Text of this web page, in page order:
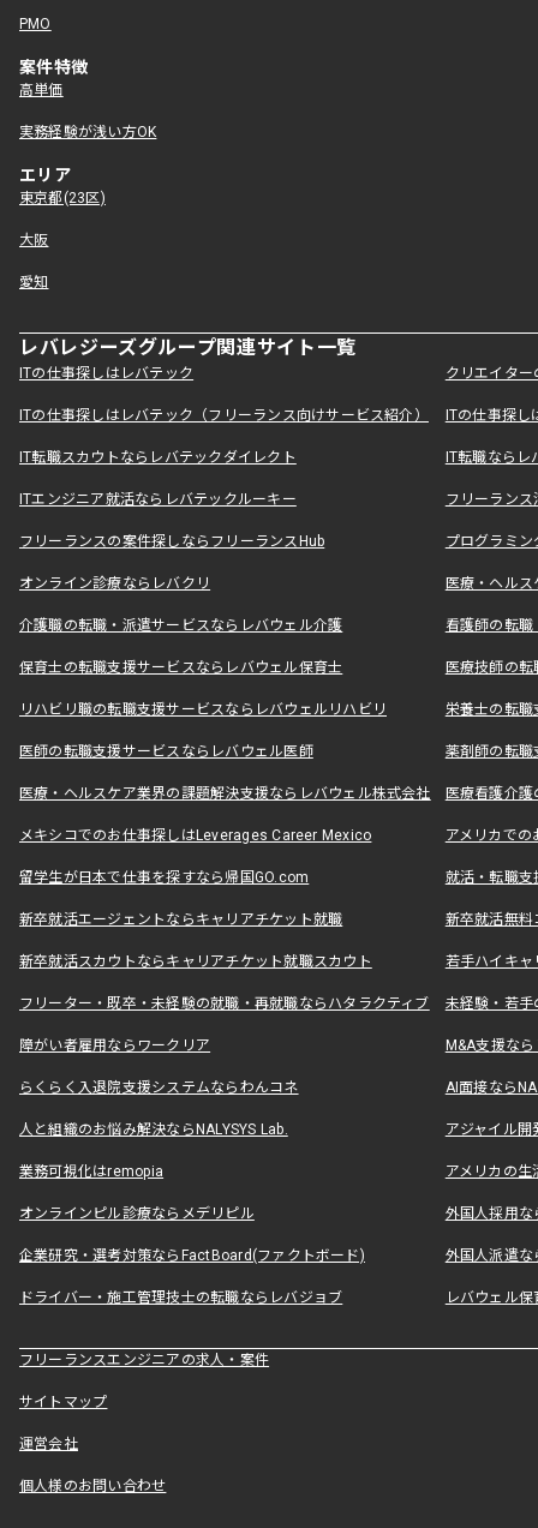
PMO
案件特徴
高単価
実務経験が浅い方OK
エリア
東京都(23区)
大阪
愛知
レバレジーズグループ関連サイト一覧
ITの仕事探しはレバテック クリエイタ
ITの仕事探しはレバテック（フリーランス向けサービス紹介） ITの仕事探
IT転職スカウトならレバテックダイレクト IT転職なら
ITエンジニア就活ならレバテックルーキー フリーラン
フリーランスの案件探しならフリーランスHub プログラミ
オンライン診療ならレバクリ 医療・ヘル
介護職の転職・派遣サービスならレバウェル介護 看護師の転
保育士の転職支援サービスならレバウェル保育士 医療技師の
リハビリ職の転職支援サービスならレバウェルリハビリ 栄養士の転
医師の転職支援サービスならレバウェル医師 薬剤師の転
医療・ヘルスケア業界の課題解決支援ならレバウェル株式会社 医療看護介
メキシコでのお仕事探しはLeverages Career Mexico アメリカで
留学生が日本で仕事を探すなら帰国GO.com 就活・転職
新卒就活エージェントならキャリアチケット就職 新卒就活無料
新卒就活スカウトならキャリアチケット就職スカウト 若手ハイキ
フリーター・既卒・未経験の就職・再就職ならハタラクティブ 未経験・若手
障がい者雇用ならワークリア M&A支援な
らくらく入退院支援システムならわんコネ AI面接なら
人と組織のお悩み解決ならNALYSYS Lab. アジャイル
業務可視化はremopia アメリカの
オンラインピル診療ならメデリピル 外国人採用
企業研究・選考対策ならFactBoard(ファクトボード) 外国人派遣な
ドライバー・施工管理技士の転職ならレバジョブ レバウェル
フリーランスエンジニアの求人・案件
サイトマップ
運営会社
個人様のお問い合わせ